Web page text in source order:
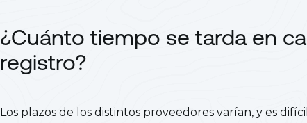
¿Cuánto tiempo se tarda en
registro?
Los plazos de los distintos proveedores varían, y es